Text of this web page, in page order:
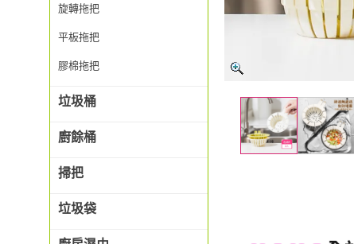
旋轉拖把
平板拖把
膠棉拖把
垃圾桶
廚餘桶
掃把
垃圾袋